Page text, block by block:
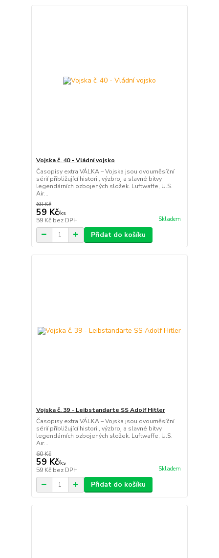
Vojska č. 40 - Vládní vojsko
Časopisy extra VÁLKA – Vojska jsou dvouměsíční
sérií přibližující historii, výzbroj a slavné bitvy
legendárních ozbojených složek. Luftwaffe, U.S.
Air...
60 Kč
59 Kč/ks
59 Kč bez DPH Skladem
Přidat do košíku
Vojska č. 39 - Leibstandarte SS Adolf Hitler
Časopisy extra VÁLKA – Vojska jsou dvouměsíční
sérií přibližující historii, výzbroj a slavné bitvy
legendárních ozbojených složek. Luftwaffe, U.S.
Air...
60 Kč
59 Kč/ks
59 Kč bez DPH Skladem
Přidat do košíku